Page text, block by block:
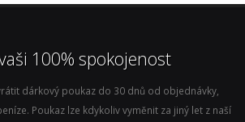
100% spokojenost
dárkový poukaz do 30 dnů od objednávky,
Poukaz lze kdykoliv vyměnit za jiný let z naší